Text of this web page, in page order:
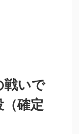
戦いで
確定